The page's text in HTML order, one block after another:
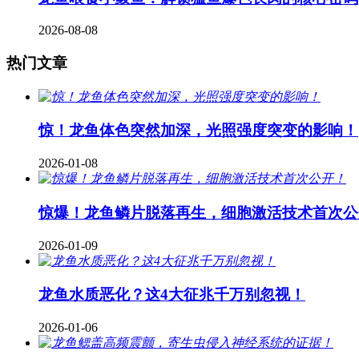
2026-08-08
热门文章
惊！龙鱼体色突然加深，光照强度突变的影响！
2026-01-08
惊爆！龙鱼鳞片脱落再生，细胞激活技术首次
2026-01-09
龙鱼水质恶化？这4大征兆千万别忽视！
2026-01-06